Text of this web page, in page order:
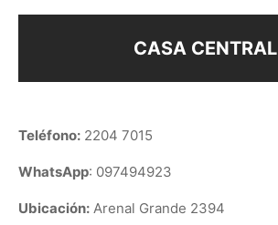
CASA CENTRAL
Teléfono: 2204 7015
WhatsApp: 097494923
Ubicación: Arenal Grande 2394